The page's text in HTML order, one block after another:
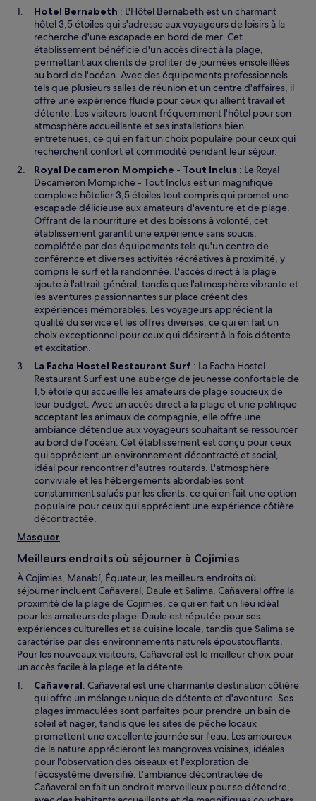
Hotel Bernabeth : L'Hôtel Bernabeth est un charmant
hôtel 3,5 étoiles qui s'adresse aux voyageurs de loisirs à la
recherche d'une escapade en bord de mer. Cet
établissement bénéficie d'un accès direct à la plage,
permettant aux clients de profiter de journées ensoleillées
au bord de l'océan. Avec des équipements professionnels
tels que plusieurs salles de réunion et un centre d'affaires, il
offre une expérience fluide pour ceux qui allient travail et
détente. Les visiteurs louent fréquemment l'hôtel pour son
atmosphère accueillante et ses installations bien
entretenues, ce qui en fait un choix populaire pour ceux qui
recherchent confort et commodité pendant leur séjour.
Royal Decameron Mompiche - Tout Inclus : Le Royal
Decameron Mompiche - Tout Inclus est un magnifique
complexe hôtelier 3,5 étoiles tout compris qui promet une
escapade délicieuse aux amateurs d'aventure et de plage.
Offrant de la nourriture et des boissons à volonté, cet
établissement garantit une expérience sans soucis,
complétée par des équipements tels qu'un centre de
conférence et diverses activités récréatives à proximité, y
compris le surf et la randonnée. L'accès direct à la plage
ajoute à l'attrait général, tandis que l'atmosphère vibrante et
les aventures passionnantes sur place créent des
expériences mémorables. Les voyageurs apprécient la
qualité du service et les offres diverses, ce qui en fait un
choix exceptionnel pour ceux qui désirent à la fois détente
et excitation.
La Facha Hostel Restaurant Surf : La Facha Hostel
Restaurant Surf est une auberge de jeunesse confortable de
1,5 étoile qui accueille les amateurs de plage soucieux de
leur budget. Avec un accès direct à la plage et une politique
acceptant les animaux de compagnie, elle offre une
ambiance détendue aux voyageurs souhaitant se ressourcer
au bord de l'océan. Cet établissement est conçu pour ceux
qui apprécient un environnement décontracté et social,
idéal pour rencontrer d'autres routards. L'atmosphère
conviviale et les hébergements abordables sont
constamment salués par les clients, ce qui en fait une option
populaire pour ceux qui apprécient une expérience côtière
décontractée.
Masquer
Meilleurs endroits où séjourner à Cojimies
À Cojimies, Manabí, Équateur, les meilleurs endroits où
séjourner incluent Cañaveral, Daule et Salima. Cañaveral offre la
proximité de la plage de Cojimies, ce qui en fait un lieu idéal
pour les amateurs de plage. Daule est réputée pour ses
expériences culturelles et sa cuisine locale, tandis que Salima se
caractérise par des environnements naturels époustouflants.
Pour les nouveaux visiteurs, Cañaveral est le meilleur choix pour
un accès facile à la plage et la détente.
Cañaveral: Cañaveral est une charmante destination côtière
qui offre un mélange unique de détente et d'aventure. Ses
plages immaculées sont parfaites pour prendre un bain de
soleil et nager, tandis que les sites de pêche locaux
promettent une excellente journée sur l'eau. Les amoureux
de la nature apprécieront les mangroves voisines, idéales
pour l'observation des oiseaux et l'exploration de
l'écosystème diversifié. L'ambiance décontractée de
Cañaveral en fait un endroit merveilleux pour se détendre,